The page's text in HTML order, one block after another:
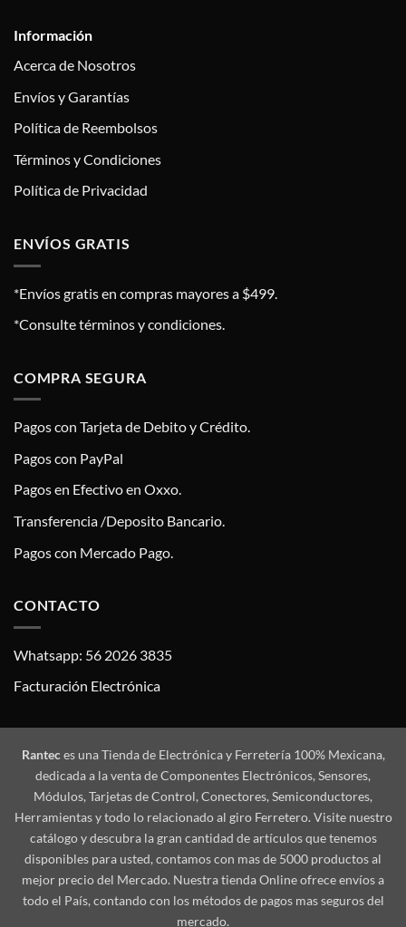
Información
Acerca de Nosotros
Envíos y Garantías
Política de Reembolsos
Términos y Condiciones
Política de Privacidad
ENVÍOS GRATIS
*Envíos gratis en compras mayores a $499.
*Consulte términos y condiciones.
COMPRA SEGURA
Pagos con Tarjeta de Debito y Crédito.
Pagos con PayPal
Pagos en Efectivo en Oxxo.
Transferencia /Deposito Bancario.
Pagos con Mercado Pago.
CONTACTO
Whatsapp: 56 2026 3835
Facturación Electrónica
Ranteces una Tienda de Electrónica y Ferretería 100% Mexicana,
dedicada a la venta de Componentes Electrónicos, Sensores,
Módulos, Tarjetas de Control, Conectores, Semiconductores,
Herramientas y todo lo relacionado al giro Ferretero. Visite nuestro
catálogo y descubra la gran cantidad de artículos que tenemos
disponibles para usted, contamos con mas de 5000 productos al
mejor precio del Mercado. Nuestra tienda Online ofrece envíos a
todo el País, contando con los métodos de pagos mas seguros del
mercado.